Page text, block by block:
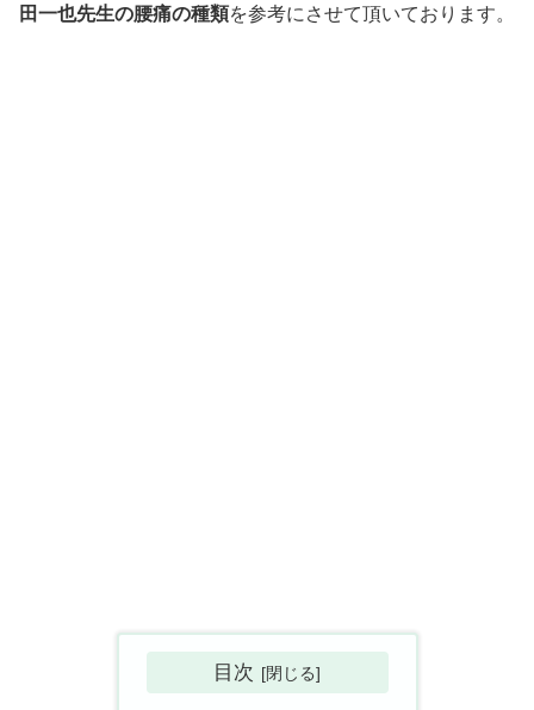
田一也先生の腰痛の種類を参考にさせて頂いております。
目次